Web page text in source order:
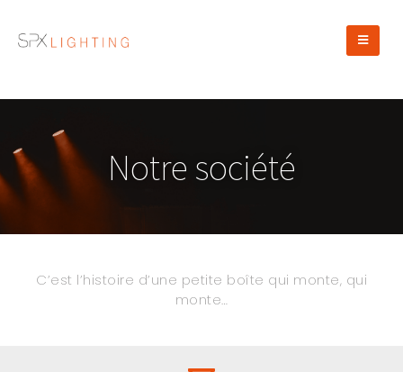
Notre société
C’est l’histoire d’une petite boîte qui monte, qui
monte…